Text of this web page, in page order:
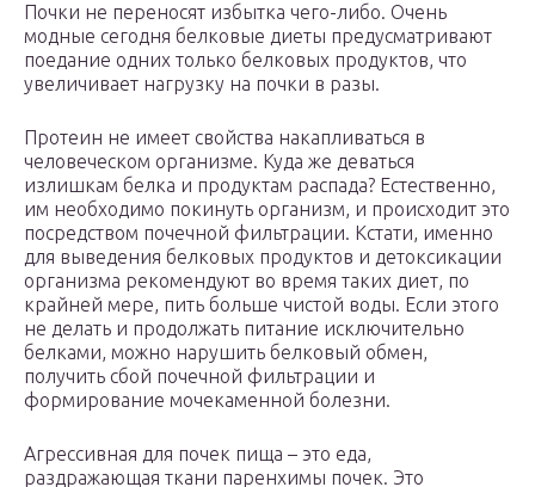
Почки не переносят избытка чего-либо. Очень
модные сегодня белковые диеты предусматривают
поедание одних только белковых продуктов, что
увеличивает нагрузку на почки в разы.
Протеин не имеет свойства накапливаться в
человеческом организме. Куда же деваться
излишкам белка и продуктам распада? Естественно,
им необходимо покинуть организм, и происходит это
посредством почечной фильтрации. Кстати, именно
для выведения белковых продуктов и детоксикации
организма рекомендуют во время таких диет, по
крайней мере, пить больше чистой воды. Если этого
не делать и продолжать питание исключительно
белками, можно нарушить белковый обмен,
получить сбой почечной фильтрации и
формирование мочекаменной болезни.
Агрессивная для почек пища – это еда,
раздражающая ткани паренхимы почек. Это